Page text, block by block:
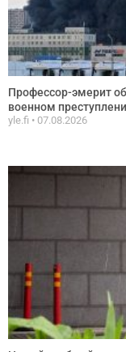
Профессор-эмерит
военном
yle.fi 07.08.2026